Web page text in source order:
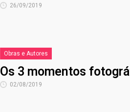
26/09/2019
Obras e Autores
Os 3 momentos
02/08/2019